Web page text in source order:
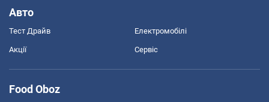
Авто
Тест Драйв Електромобілі
Акції Сервіс
Food Oboz